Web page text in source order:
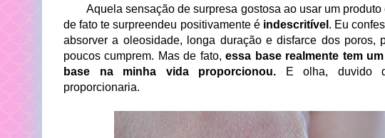
Aquela sensação de surpresa gostosa ao usar um produto
de fato te surpreendeu positivamente é indescritível . Eu
absorver a oleosidade, longa duração e disfarce dos poros,
poucos cumprem. Mas de fato,essa base realmente tem
base na minha vida proporcionou. E olha, duvido
proporcionaria.